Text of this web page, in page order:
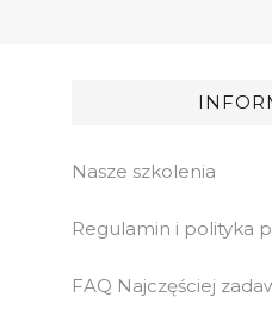
Nasze szkolenia
Regulamin i polityka
FAQ Najczęściej